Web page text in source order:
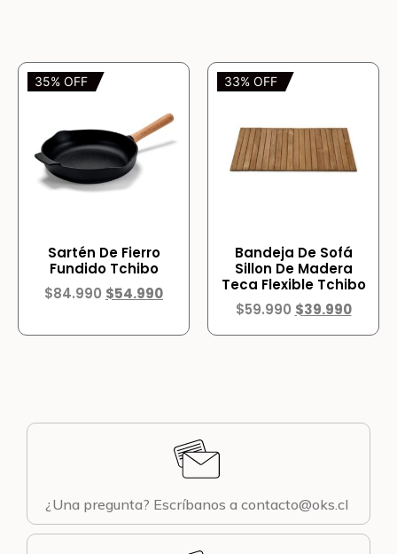
35% OFF
Sartén De Fierro
Fundido Tchibo
$84.990 $54.990
33% OFF
Bandeja De Sofá
Sillon De Madera
Teca Flexible Tchibo
$59.990 $39.990
¿Una pregunta? Escríbanos a contacto@oks.cl